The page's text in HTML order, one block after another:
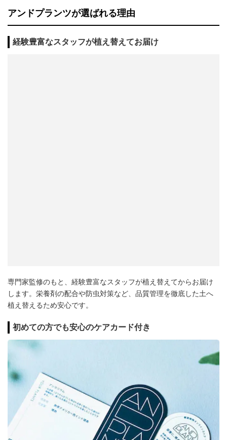
アンドプランツが選ばれる理由
経験豊富なスタッフが植え替えてお届け
専門家監修のもと、経験豊富なスタッフが植え替えてからお届け
します。栄養剤の配合や防虫対策など、品質管理を徹底した土へ
植え替えるため安心です。
初めての方でも安心のケアカード付き